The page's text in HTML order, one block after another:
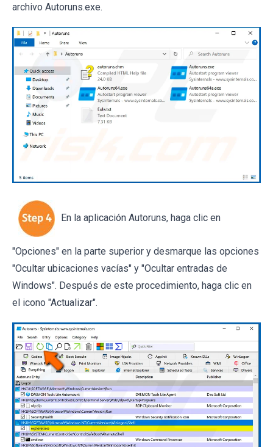
archivo Autoruns.exe.
En la aplicación Autoruns, haga clic en
"Opciones" en la parte superior y desmarque las opciones
"Ocultar ubicaciones vacías" y "Ocultar entradas de
Windows". Después de este procedimiento, haga clic en
el icono "Actualizar".